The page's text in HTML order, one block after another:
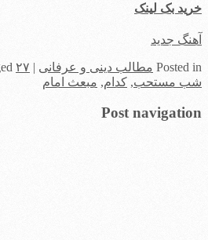
خرید بک لینک
آهنگ جدید
Posted in مطالب دینی و عرفانی | ۲۷ مبعث
شب مستحب, کدام, مبعث امام
Post navigation